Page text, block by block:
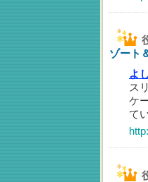
ゾート
よ
ス
ケ
て